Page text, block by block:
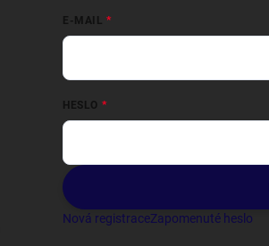
E-MAIL
HESLO
Nová registraceZapomenuté heslo